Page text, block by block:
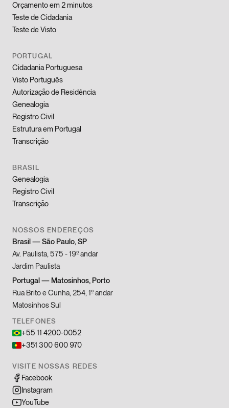
Orçamento em 2 minutos
Teste de Cidadania
Teste de Visto
PORTUGAL
Cidadania Portuguesa
Visto Português
Autorização de Residência
Genealogia
Registro Civil
Estrutura em Portugal
Transcrição
BRASIL
Genealogia
Registro Civil
Transcrição
NOSSOS ENDEREÇOS
Brasil—São Paulo, SP
Av. Paulista, 575 - 19º andar
Jardim Paulista
Portugal— Matosinhos, Porto
Rua Brito e Cunha, 254, 1º andar
Matosinhos Sul
TELEFONES
+55 11 4200-0052
+351 300 600 970
VISITE NOSSAS REDES
Facebook
Instagram
YouTube